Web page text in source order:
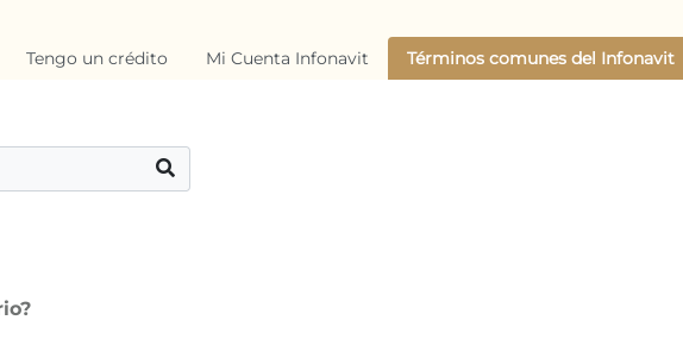
Tengo un crédito Mi Cuenta Infonavit Términos comunes del Infonavit